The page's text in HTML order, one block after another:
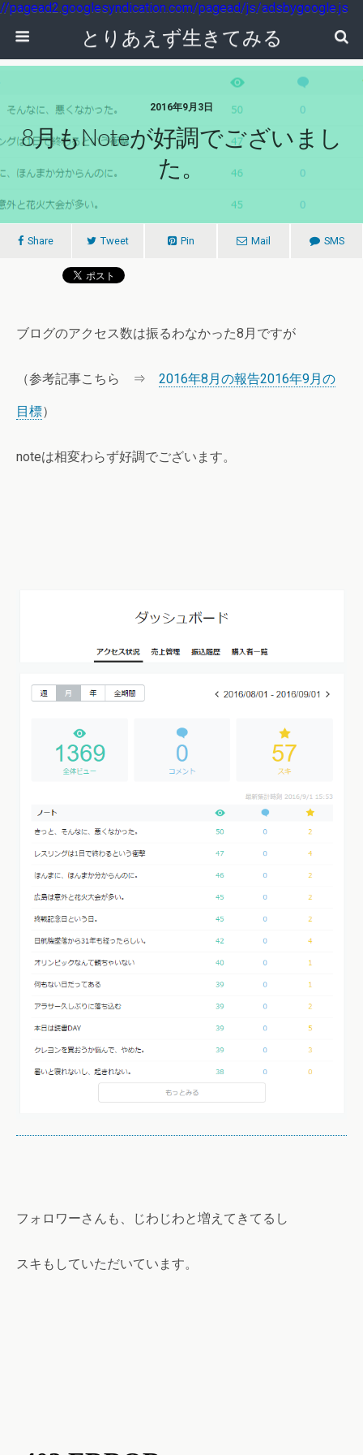
//pagead2.googlesyndication.com/pagead/js/adsbygoogle.js
とりあえず生きてみる
2016年9月3日
8月もnoteが好調でございまし
た。
Share Tweet Pin Mail SMS
ブログのアクセス数は振るわなかった8月ですが
（参考記事こちら ⇒ 2016年8月の報告2016年9月の
目標）
noteは相変わらず好調でございます。
フォロワーさんも、じわじわと増えてきてるし
スキもしていただいています。